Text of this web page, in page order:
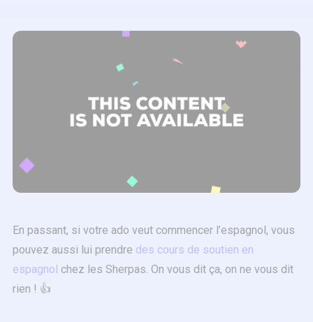
En passant, si votre ado veut commencer l’espagnol, vous
pouvez aussi lui prendre des cours de soutien en
espagnol chez les Sherpas. On vous dit ça, on ne vous dit
rien ! 👍